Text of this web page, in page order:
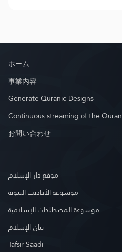
ホーム
事業内容
Generate Quranic Designs
Continuous streaming of the Quran
お問い合わせ
موقع دار الإسلام
موسوعة الأحاديث النبوية
موسوعة المصطلحات الإسلامية
بيان الإسلام
Tafsir Saadi